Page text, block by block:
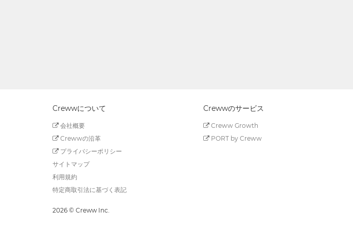
Crewwについて
会社概要
Crewwの沿革
プライバシーポリシー
サイトマップ
利用規約
特定商取引法に基づく表記
Crewwのサービス
Creww Growth
PORT by Creww
2026 © Creww Inc.